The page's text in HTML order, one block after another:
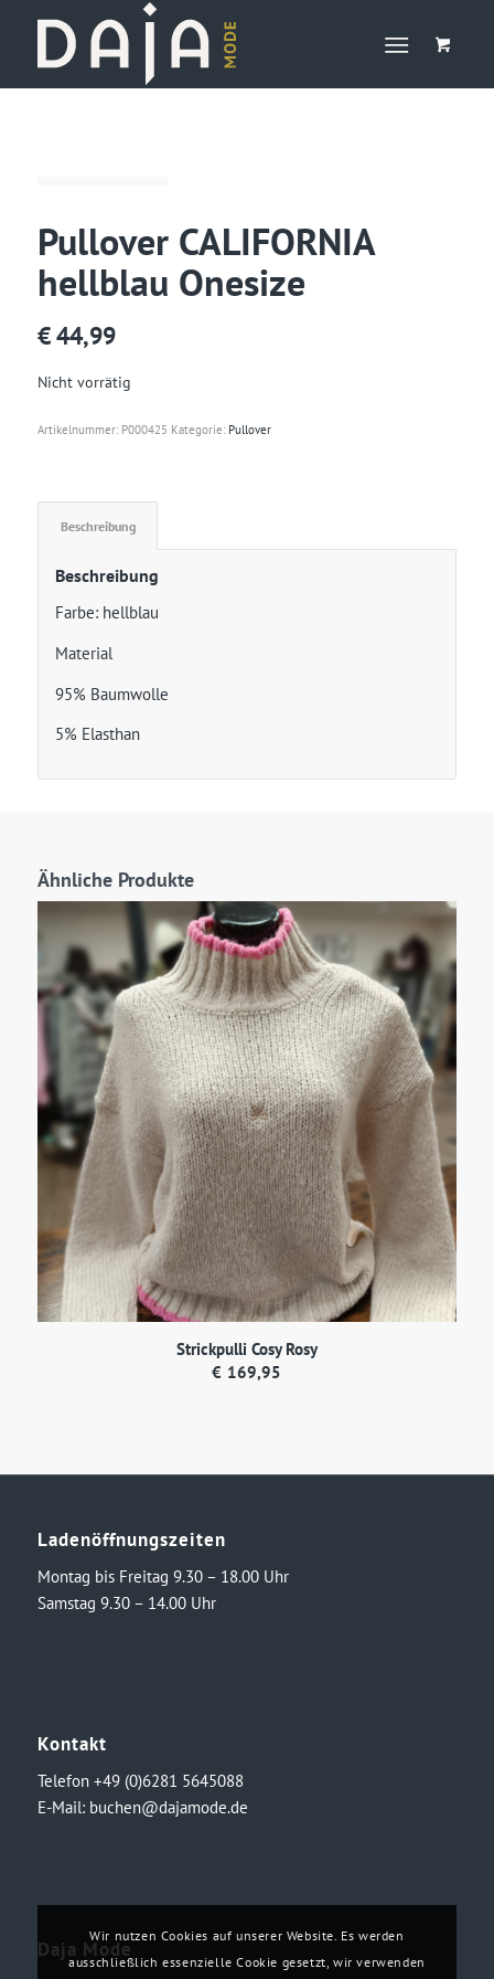
Pullover CALIFORNIA
hellblau Onesize
€44,99
Nicht vorrätig
Artikelnummer: P000425 Kategorie: Pullover
Beschreibung
Beschreibung
Farbe: hellblau
Material
95% Baumwolle
5% Elasthan
Ähnliche Produkte
Strickpulli Cosy Rosy
€ 169,95
Ladenöffnungszeiten
Montag bis Freitag 9.30 – 18.00 Uhr
Samstag 9.30 – 14.00 Uhr
Kontakt
Telefon +49 (0)6281 5645088
E-Mail: buchen@dajamode.de
Daja Mode
Wir nutzen Cookies auf unserer Website. Es werden
ausschließlich essenzielle Cookie gesetzt, wir verwenden